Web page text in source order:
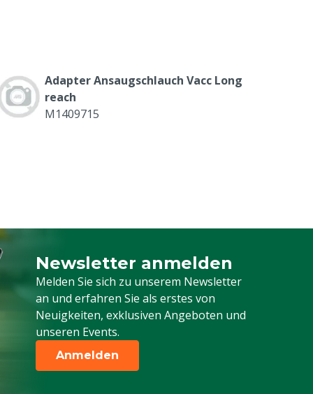
Adapter Ansaugschlauch Vacc Long
reach
M1409715
Newsletter anmelden
Melden Sie sich zu unserem Newsletter
an und erfahren Sie als erstes von
Neuigkeiten, exklusiven Angeboten und
unseren Events.
Melden Sie sich für unseren Newsletter
Anmelden